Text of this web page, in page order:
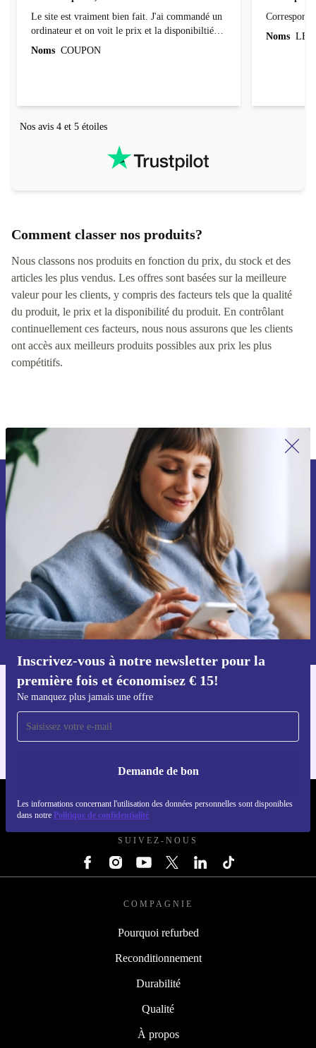
Site bien pensé, envoi sécurisé
Le site est vraiment bien fait. J'ai commandé un
ordinateur et on voit le prix et la disponibiltié
Correspond
Comment classer nos produits?
Nous classons nos produits en fonction du prix, du stock et des
articles les plus vendus. Les offres sont basées sur la meilleure
valeur pour les clients, y compris des facteurs tels que la qualité
du produit, le prix et la disponibilité du produit. En contrôlant
continuellement ces facteurs, nous nous assurons que les clients
ont accès aux meilleurs produits possibles aux prix les plus
Inscrivez-vous à notre newsletter pour la
première fois et économisez € 15!
Politique de confidentialité
Inscrivez-vous à notre newsletter pour
la première fois et économisez 15 € !
Ne manquez plus aucune offre.
Voucher aanvragen
Retrouvez les informations sur l'utilisation des données personnelles
dans notre
politique de confidentialité.
Téléchargez l'application refurbed
Pour iOS et Android
REFURBED BELGIQUE - RETHINK NEW.
SUIVEZ-NOUS
COMPAGNIE
Pourquoi refurbed
Reconditionnement
Durabilité
Qualité
À propos